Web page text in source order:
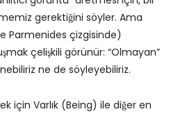
gerektiğini söyler. Ama
Parmenides çizgisinde)
çelişkili görünür: “Olmayan”
ne de söyleyebiliriz.
için Varlık (Being) ile diğer en